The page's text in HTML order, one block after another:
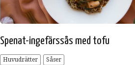
Spenat-ingefärssås med tofu
Huvudrätter Såser